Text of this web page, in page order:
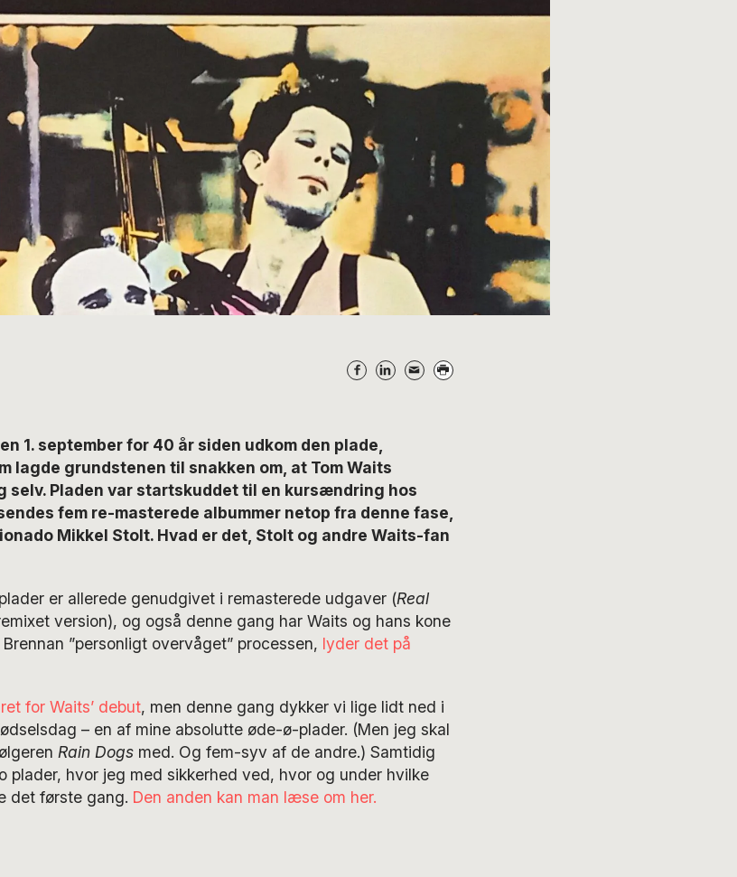
1. september for 40 år siden udkom den plade,
lagde grundstenen til snakken om, at Tom Waits
selv. Pladen var startskuddet til en kursændring hos
fem re-masterede albummer netop fra denne fase,
Mikkel Stolt. Hvad er det, Stolt og andre Waits-fan
er allerede genudgivet i remasterede udgaver (Real
version), og også denne gang har Waits og hans kone
”personligt overvåget” processen, lyder det på
for Waits’ debut, men denne gang dykker vi lige lidt ned i
– en af mine absolutte øde-ø-plader. (Men jeg skal
Rain Dogsmed. Og fem-syv af de andre.) Samtidig
plader, hvor jeg med sikkerhed ved, hvor og under hvilke
det første gang. Den anden kan man læse om her.